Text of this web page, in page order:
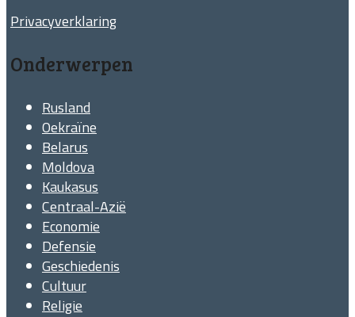
Privacyverklaring
Onderwerpen
Rusland
Oekraïne
Belarus
Moldova
Kaukasus
Centraal-Azië
Economie
Defensie
Geschiedenis
Cultuur
Religie